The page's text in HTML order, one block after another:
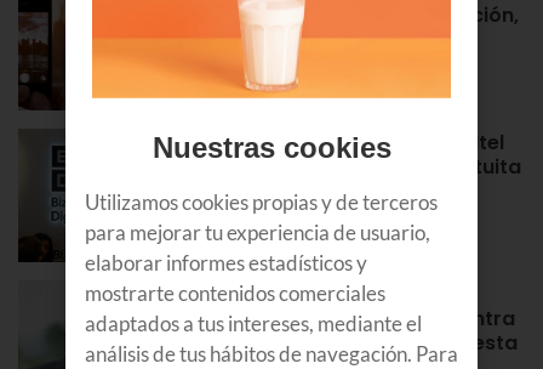
Roaming en Euskaltel: activación,
tarifas, países por zonas…
APRENDE
¡Bienvenidos al Bizkaia Euskaltel
Digital Center! Tu puerta gratuita
para aprender y formarte en
Bilbao
APRENDE
Álex Rayón, experto en
innovación: “La tecnología entra
antes donde equivocarse cuesta
Nuestras cookies
Utilizamos cookies propias y de terceros
para mejorar tu experiencia de usuario,
elaborar informes estadísticos y
mostrarte contenidos comerciales
adaptados a tus intereses, mediante el
análisis de tus hábitos de navegación. Para